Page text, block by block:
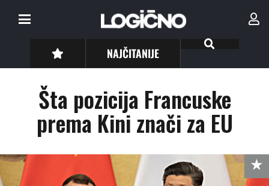
NAJČITANIJE
Šta pozicija Francuske
prema Kini znači za EU